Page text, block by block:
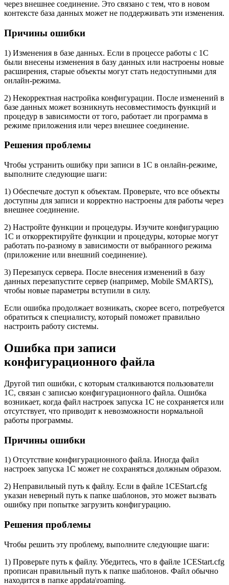
через внешнее соединение. Это связано с тем, что в новом
контексте база данных может не поддерживать эти изменения.
Причины ошибки
1) Изменения в базе данных. Если в процессе работы с 1С
были внесены изменения в базу данных или настроены новые
расширения, старые объекты могут стать недоступными для
онлайн-режима.
2) Некорректная настройка конфигурации. После изменений в
базе данных может возникнуть несовместимость функций и
процедур в зависимости от того, работает ли программа в
режиме приложения или через внешнее соединение.
Решения проблемы
Чтобы устранить ошибку при записи в 1С в онлайн-режиме,
выполните следующие шаги:
1) Обеспечьте доступ к объектам. Проверьте, что все объекты
доступны для записи и корректно настроены для работы через
внешнее соединение.
2) Настройте функции и процедуры. Изучите конфигурацию
1С и откорректируйте функции и процедуры, которые могут
работать по-разному в зависимости от выбранного режима
(приложение или внешний соединение).
3) Перезапуск сервера. После внесения изменений в базу
данных перезапустите сервер (например, Mobile SMARTS),
чтобы новые параметры вступили в силу.
Если ошибка продолжает возникать, скорее всего, потребуется
обратиться к специалисту, который поможет правильно
настроить работу системы.
Ошибка при записи
конфигурационного файла
Другой тип ошибки, с которым сталкиваются пользователи
1С, связан с записью конфигурационного файла. Ошибка
возникает, когда файл настроек запуска 1С не сохраняется или
отсутствует, что приводит к невозможности нормальной
работы программы.
Причины ошибки
1) Отсутствие конфигурационного файла. Иногда файл
настроек запуска 1С может не сохраняться должным образом.
2) Неправильный путь к файлу. Если в файле 1CEStart.cfg
указан неверный путь к папке шаблонов, это может вызвать
ошибку при попытке загрузить конфигурацию.
Решения проблемы
Чтобы решить эту проблему, выполните следующие шаги:
1) Проверьте путь к файлу. Убедитесь, что в файле 1CEStart.cfg
прописан правильный путь к папке шаблонов. Файл обычно
находится в папке appdata\roaming.